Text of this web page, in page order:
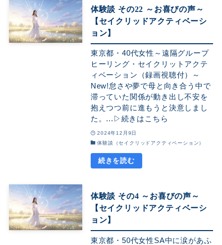
体験談 その22 ～お喜びの声～
【セイクリッドアクティベーシ
ョン】
東京都・40代女性～遠隔グループ
ヒーリング・セイクリットアクテ
ィベーション（録画視聴付）～
New!怠さや夢で母と向き合う中で
滞っていた関係が動き出し不安を
抱えつつ前に進もうと決意しまし
た。...▷続きはこちら
2024年12月9日
体験談（セイクリッドアクティベーション）
体験談 その4 ～お喜びの声～
【セイクリッドアクティベーシ
ョン】
東京都・50代女性SA中に涙があふ